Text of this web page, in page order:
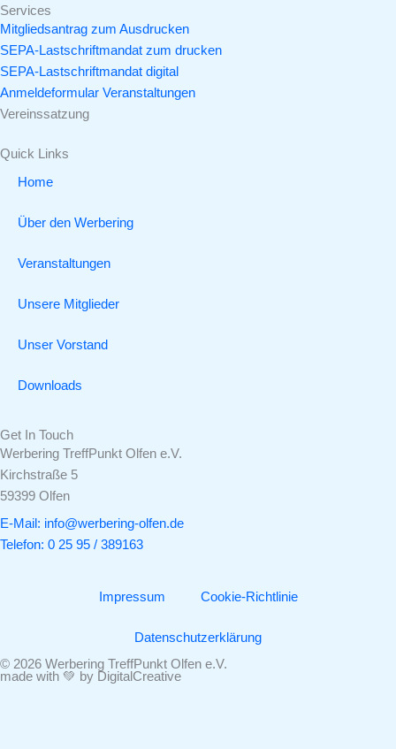
e
b
o
o
k
-
f
a
g
r
a
m
Services
Mitgliedsantrag zum Ausdrucken
SEPA-Lastschriftmandat zum drucken
SEPA-Lastschriftmandat digital
Anmeldeformular Veranstaltungen
Vereinssatzung
Quick Links
Home
Über den Werbering
Veranstaltungen
Unsere Mitglieder
Unser Vorstand
Downloads
Get In Touch
Werbering TreffPunkt Olfen e.V.
Kirchstraße 5
59399 Olfen
E-Mail: info@werbering-olfen.de
Telefon: 0 25 95 / 389163
Impressum Cookie-Richtlinie
Datenschutzerklärung
© 2026 Werbering TreffPunkt Olfen e.V.
made with 💚 by DigitalCreative